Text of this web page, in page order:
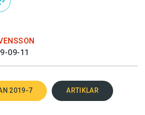
09-11
2019-7 ARTIKLAR